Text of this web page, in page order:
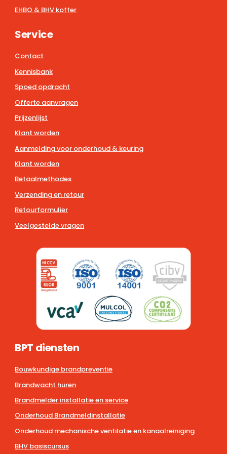
EHBO & BHV koffer
Service
Contact
Kennisbank
Spoed opdracht
Offerte aanvragen
Prijzenlijst
Klant worden
Aanmelding voor onderhoud & keuring
Klant worden
Betaalmethodes
Verzending en retour
Retourformulier
Veelgestelde vragen
BPT diensten
Bouwkundige brandpreventie
Brandwacht huren
Brandmelder installatie en service
Onderhoud Brandmeldinstallatie
Onderhoud mechanische ventilatie en kanaalreiniging
BHV basiscursus